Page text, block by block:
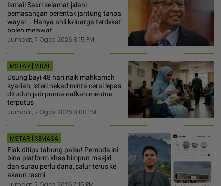
Ismail Sabri selamat jalani
pemasangan perentak jantung tanpa
wayar... Hanya ahli keluarga terdekat
boleh melawat
Jumaat, 7 Ogos 2026 8:15 PM
MSTAR | VIRAL
Usung bayi 48 hari naik mahkamah
syariah, isteri nekad minta cerai lepas
dituduh jadi punca nafkah mentua
terputus
Jumaat, 7 Ogos 2026 8:00 PM
MSTAR | SEMASA
Elak ditipu tabung palsu! Pemuda ini
bina platform khas himpun masjid
dan surau perlu dana, salur terus ke
akaun rasmi
Jumaat, 7 Ogos 2026 7:15 PM